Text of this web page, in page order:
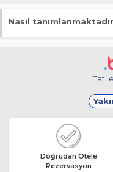
Nasıl
Tesis Apart Otel
Doğrudan Otele
Rezervasyon